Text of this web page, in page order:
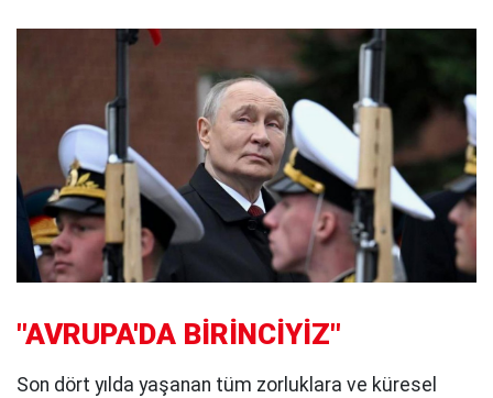
"AVRUPA'DA BİRİNCİYİZ"
Son dört yılda yaşanan tüm zorluklara ve küresel